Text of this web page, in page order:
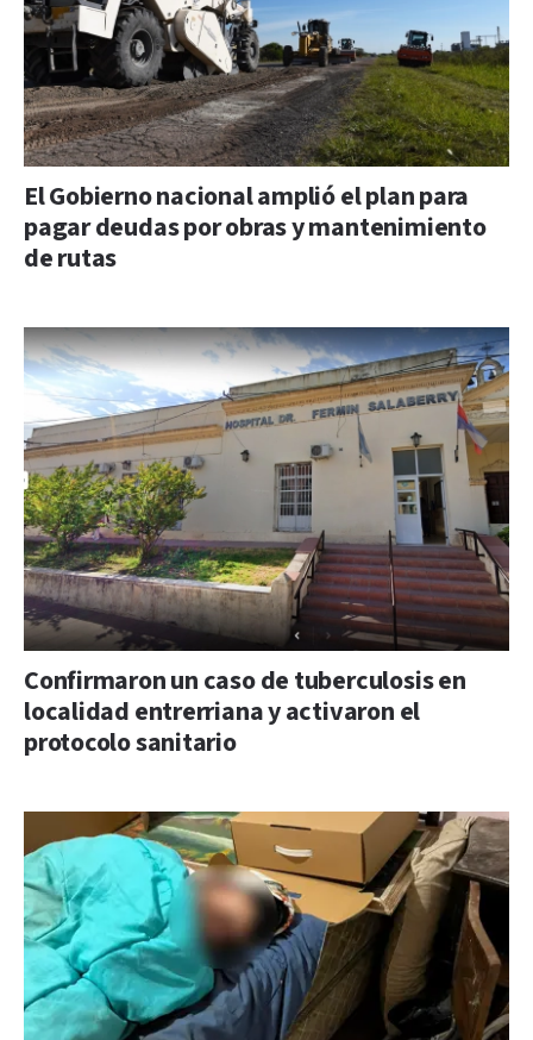
El Gobierno nacional amplió el plan para
pagar deudas por obras y mantenimiento
de rutas
Confirmaron un caso de tuberculosis en
localidad entrerriana y activaron el
protocolo sanitario